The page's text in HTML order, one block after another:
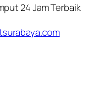
24 Jam Terbaik